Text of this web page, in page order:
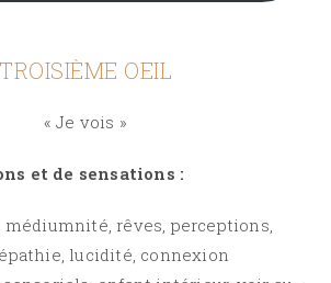
OEIL
« Je vois »
et de sensations :
rêves, perceptions,
lucidité, connexion